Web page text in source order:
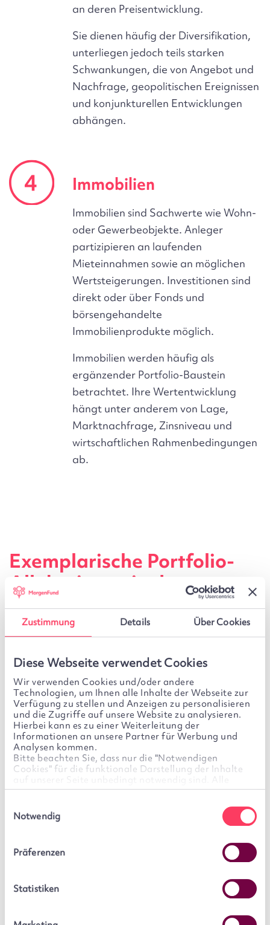
Zustimmung Details Über Cookies
Diese Webseite verwendet Cookies
Wir verwenden Cookies und/oder andere
Technologien, um Ihnen alle Inhalte der Webseite zur
Verfügung zu stellen und Anzeigen zu personalisieren
und die Zugriffe auf unsere Website zu analysieren.
Hierbei kann es zu einer Weiterleitung der
Informationen an unsere Partner für Werbung und
Analysen kommen.
Bitte beachten Sie, dass nur die "Notwendigen
Cookies" für die funktionale Darstellung der Inhalte
auf unserer Seite unbedingt notwendig sind. Alle
weiteren Cookies sind optional. Für diese wird Ihre
jederzeit von Ihnen widerrufen werden. Sie können Ihre
Einwilligung im Cookie-Banner jederzeit selbst ändern,
des Cookie-Banners klicken.
who may receive and
process your information.
Notwendig
Präferenzen
Statistiken
an deren Preisentwicklung.
Sie dienen häufig der Diversifikation,
unterliegen jedoch teils starken
Schwankungen, die von Angebot und
Nachfrage, geopolitischen Ereignissen
und konjunkturellen Entwicklungen
abhängen.
Immobilien
Immobilien sind Sachwerte wie Wohn-
oder Gewerbeobjekte. Anleger
partizipieren an laufenden
Mieteinnahmen sowie an möglichen
Wertsteigerungen. Investitionen sind
direkt oder über Fonds und
börsengehandelte
Immobilienprodukte möglich.
Immobilien werden häufig als
ergänzender Portfolio-Baustein
betrachtet. Ihre Wertentwicklung
hängt unter anderem von Lage,
Marktnachfrage, Zinsniveau und
wirtschaftlichen Rahmenbedingungen
ab.
Exemplarische Portfolio-
Allokationen in der
Übersicht